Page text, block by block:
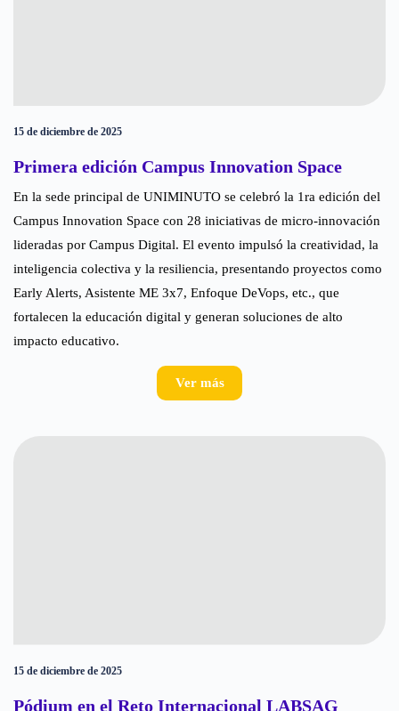
15 de diciembre de 2025
Primera edición Campus Innovation Space
En la sede principal de UNIMINUTO se celebró la 1ra edición del
Campus Innovation Space con 28 iniciativas de micro-innovación
lideradas por Campus Digital. El evento impulsó la creatividad, la
inteligencia colectiva y la resiliencia, presentando proyectos como
Early Alerts, Asistente ME 3x7, Enfoque DeVops, etc., que
fortalecen la educación digital y generan soluciones de alto
impacto educativo.
Ver más
15 de diciembre de 2025
Pódium en el Reto Internacional LABSAG